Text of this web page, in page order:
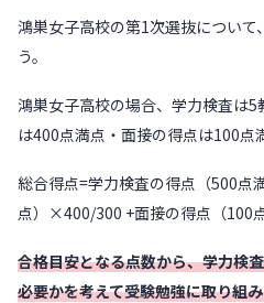
鴻巣女子高校の第1次選抜につい
う。
鴻巣女子高校の場合、学力検査は
は400点満点・面接の得点は100点
総合得点=学力検査の得点（500点
点）×400/300 +面接の得点（100
合格目安となる点数から、学力検
必要かを考えて受験勉強に取り組